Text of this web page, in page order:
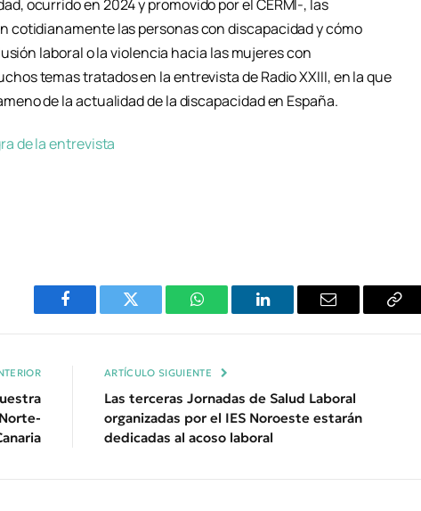
ocurrido en 2024 y promovido por el CERMI-, las
cotidianamente las personas con discapacidad y cómo
laboral o la violencia hacia las mujeres con
temas tratados en la entrevista de Radio XXIII, en la que
de la actualidad de la discapacidad en España.
de la entrevista
Facebook Twitter WhatsAppLinkedIn Email
ARTÍCULO SIGUIENTE
Las terceras Jornadas de Salud Laboral
organizadas por el IES Noroeste estarán
dedicadas al acoso laboral